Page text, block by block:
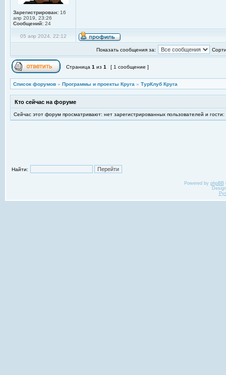
Зарегистрирован: 16
апр 2019, 23:26
Сообщений: 24
05 апр 2024, 22:12
Показать сообщения за:
Страница 1 из 1 [ 1 сообщение ]
Список форумов » Программы и проекты Круга » ТурКлуб Круга
Кто сейчас на форуме
Сейчас этот форум просматривают: нет зарегистрированных пользователей и гости:
Найти:
Powered by phpBB